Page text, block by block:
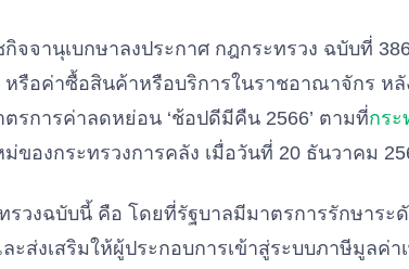
จจานุเบกษาลงประกาศ กฎกระทรวง ฉบับที่
รือค่าซื้อสินค้าหรือบริการในราชอาณาจักร ห
รการค่าลดหย่อน ‘ช้อปดีมีคืน 2566’ ตามที่กระ
ของกระทรวงการคลัง เมื่อวันที่ 20 ธันวาคม
รวงฉบับนี้ คือ โดยที่รัฐบาลมีมาตรการรักษาระ
ะส่งเสริมให้ผู้ประกอบการเข้าสู่ระบบภาษีมูลค่า